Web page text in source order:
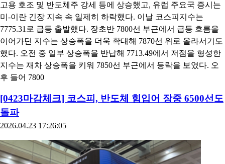
고용 호조 및 반도체주 강세 등에 상승했고, 유럽 주요국 증시는
미-이란 긴장 지속 속 일제히 하락했다. 이날 코스피지수는
7775.31로 급등 출발했다. 장초반 7800선 부근에서 급등 흐름을
이어가던 지수는 상승폭을 더욱 확대해 7870선 위로 올라서기도
했다. 오전 중 일부 상승폭을 반납해 7713.49에서 저점을 형성한
지수는 재차 상승폭을 키워 7850선 부근에서 등락을 보였다. 오
후 들어 7800
[0423마감체크] 코스피, 반도체 힘입어 장중 6500선도
돌파
2026.04.23 17:26:05